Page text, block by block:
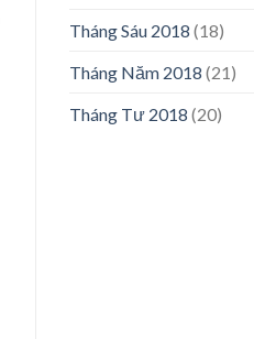
Tháng Sáu 2018 (18)
Tháng Năm 2018 (21)
Tháng Tư 2018 (20)